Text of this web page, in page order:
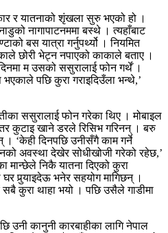
र यातनाको शृंखला सुरु भएको हो ।
नागापाटनममा बस्थे । त्यहाँबाट
बस यात्रा गर्नुपर्थ्यो । नियमित
छोरी भेट्न नपाएको काकाले बताए ।
म उसको ससुरालाई फोन गर्थें ।
पछि कुरा गराइदिउँला भन्थे,’
ससुरालाई फोन गरेका थिए । मोबाइल
कुटाइ खाने डरले रिसिभ गरिनन् । बरु
। ‘केही दिनपछि उनीसँगै काम गर्ने
अवस्था देखेर सोधीखोजी गरेको रहेछ,’
मान्छेले निकै यातना दिएको कुरा
पुर्‍याइदेऊ भनेर सहयोग मागिछन् ।
सबै कुरा थाहा भयो । पछि उसैले गाडीमा
उनी कानुनी कारबाहीका लागि नेपाल